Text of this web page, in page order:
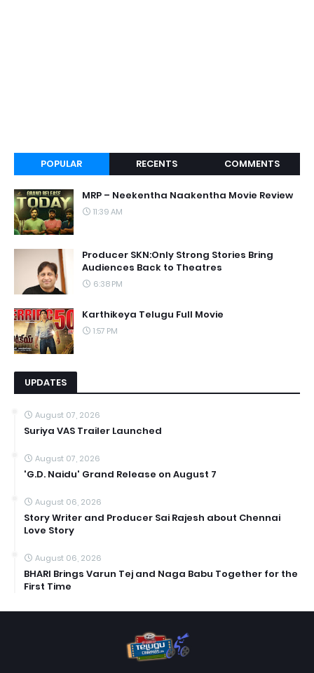
POPULAR RECENTS COMMENTS
MRP – Neekentha Naakentha Movie Review
11:39 AM
Producer SKN:Only Strong Stories Bring
Audiences Back to Theatres
6:38 PM
Karthikeya Telugu Full Movie
1:57 PM
UPDATES
August 07, 2026
Suriya VAS Trailer Launched
August 07, 2026
'G.D. Naidu' Grand Release on August 7
August 06, 2026
Story Writer and Producer Sai Rajesh about Chennai
Love Story
August 06, 2026
BHARI Brings Varun Tej and Naga Babu Together for the
First Time